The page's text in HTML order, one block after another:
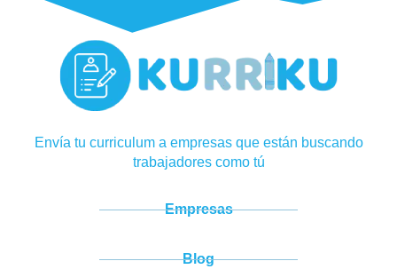
Envía tu curriculum a empresas que están buscando
trabajadores como tú
Empresas
Blog